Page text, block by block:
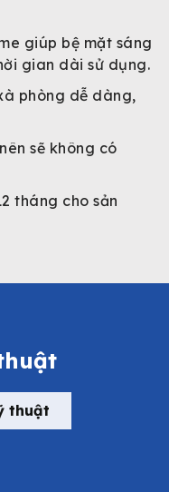
giúp bệ mặt sáng
gian dài sử dụng.
phòng dễ dàng,
sẽ không có
tháng cho sản
thuật